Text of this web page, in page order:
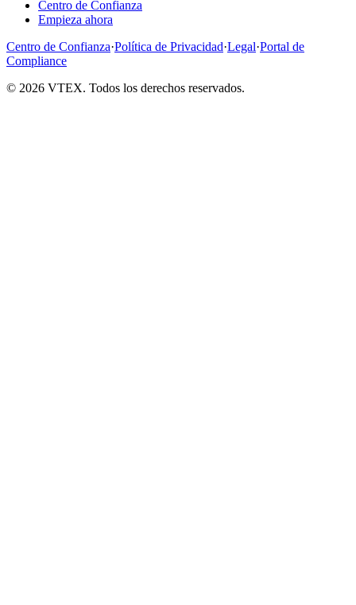
Centro de Confianza
Empieza ahora
Centro de Confianza·Política de Privacidad·Legal·Portal de
Compliance
© 2026 VTEX. Todos los derechos reservados.